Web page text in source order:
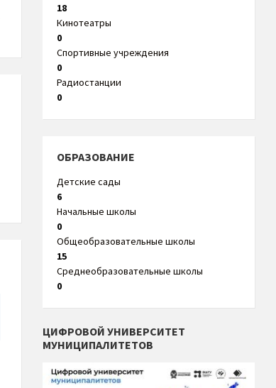
18
Кинотеатры
0
Спортивные учреждения
0
Радиостанции
0
ОБРАЗОВАНИЕ
Детские сады
6
Начальные школы
0
Общеобразовательные школы
15
Среднеобразовательные школы
0
ЦИФРОВОЙ УНИВЕРСИТЕТ
МУНИЦИПАЛИТЕТОВ